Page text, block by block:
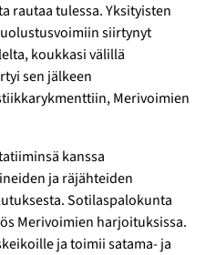
rautaa tulessa. Yksityisten
siirtynyt
koukkasi välillä
sen jälkeen
Merivoimien
kanssa
ja räjähteiden
Sotilaspalokunta
Merivoimien harjoituksissa.
ja toimii satama- ja